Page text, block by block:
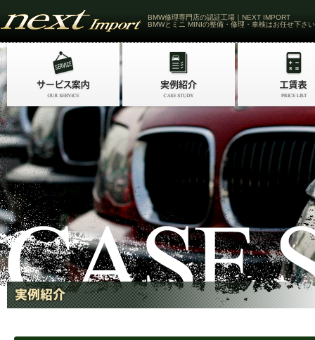
BMW修理専門店の認証工場｜NEXT IMPORT
BMWとミニ MINIの整備・修理・車検はお任せ下さい